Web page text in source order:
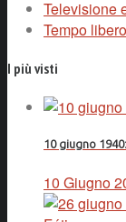
Televisione
Tempo
I più visti
10 giugno
10 Giugno